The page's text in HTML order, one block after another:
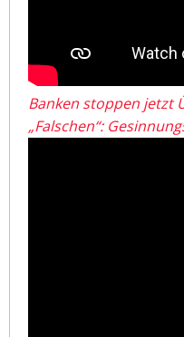
Banken stoppen jetzt
„Falschen“: